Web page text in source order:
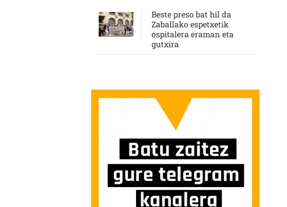
Beste preso bat hil da
Zaballako espetxetik
ospitalera eraman eta
gutxira